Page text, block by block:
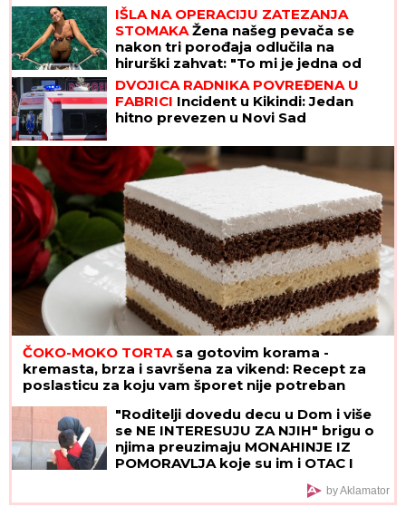
IŠLA NA OPERACIJU ZATEZANJA
STOMAKAŽena našeg pevača se
nakon tri porođaja odlučila na
hirurški zahvat: "To mi je jedna od
najboljih odluka"
DVOJICA RADNIKA POVREĐENA U
FABRICI Incident u Kikindi: Jedan
hitno prevezen u Novi Sad
ČOKO-MOKO TORTAsa gotovim korama -
kremasta, brza i savršena za vikend: Recept za
poslasticu za koju vam šporet nije potreban
"Roditelji dovedu decu u Dom i više
se NE INTERESUJU ZA NJIH" brigu o
njima preuzimaju MONAHINJE IZ
POMORAVLJA koje su im i OTAC I
MAJKA! Veruje se da ih SVETA PETKA
ČUVA - priča koju svi treba da znaju
by Aklamator